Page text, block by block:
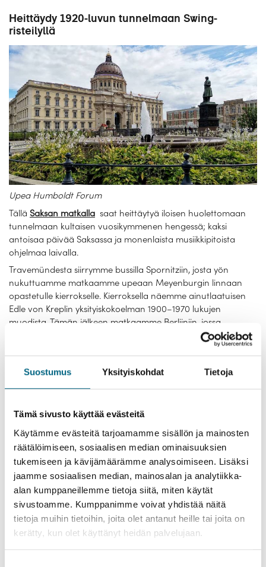
Suostumus Yksityiskohdat Tietoja
Tämä sivusto käyttää evästeitä
Käytämme evästeitä tarjoamamme sisällön ja mainosten
räätälöimiseen, sosiaalisen median ominaisuuksien
tukemiseen ja kävijämäärämme analysoimiseen. Lisäksi
jaamme sosiaalisen median, mainosalan ja analytiikka-
alan kumppaneillemme tietoja siitä, miten käytät
sivustoamme. Kumppanimme voivat yhdistää näitä
tietoja muihin tietoihin, joita olet antanut heille tai joita on
kerätty, kun olet käyttänyt heidän palvelujaan.
Heittäydy 1920-luvun tunnelmaan Swing-
risteilyllä
Upea Humboldt Forum
Tällä Saksan matkalla saat heittäytyä iloisen huolettomaan
tunnelmaan kultaisen vuosikymmenen hengessä; kaksi
antoisaa päivää Saksassa ja monenlaista musiikkipitoista
ohjelmaa laivalla.
Travemündesta siirrymme bussilla Spornitziin, josta yön
nukuttuamme matkaamme upeaan Meyenburgin linnaan
opastetulle kierrokselle. Kierroksella näemme ainutlaatuisen
Edle von Kreplin yksityiskokoelman 1900–1970 lukujen
muodista. Tämän jälkeen matkaamme Berliiniin, jossa
kuulemme millaista elämä Berliinissä oli 20-luvulla. Lisäksi
pysähdymme kakkukahville perinteikkääseen 20-lukulaiseen
Saksassa voimme viettää kahdella eri tavalla: osallistumalla
Swing-tanssikurssille tai lähtemällä opastetulle kierrokselle
asuinalueeseen Nikolaiviereliin.
ROPAX Rails -matka DDR:n ja Itä-Saksan
historian jalanjäljissä